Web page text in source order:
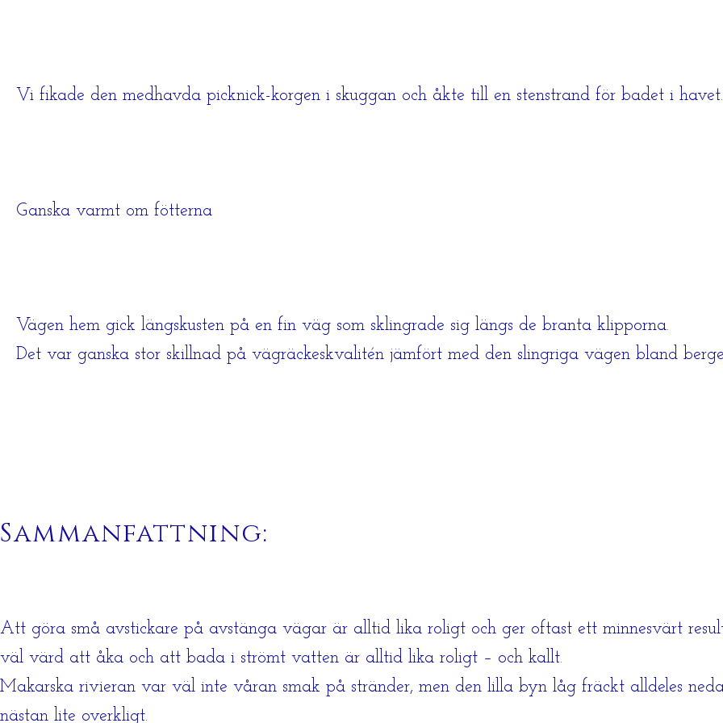
Vi fikade den medhavda picknick-korgen i skuggan och åkte till en stenstrand för badet i havet.
Ganska varmt om fötterna
Vägen hem gick längskusten på en fin väg som sklingrade sig längs de branta klipporna.
Det var ganska stor skillnad på vägräckeskvalitén jämfört med den slingriga vägen bland
Sammanfattning:
Att göra små avstickare på avstänga vägar är alltid lika roligt och ger oftast ett minnesvärt
väl värd att åka och att bada i strömt vatten är alltid lika roligt – och kallt.
Makarska rivieran var väl inte våran smak på stränder, men den lilla byn låg fräckt alldeles
nästan lite overkligt.